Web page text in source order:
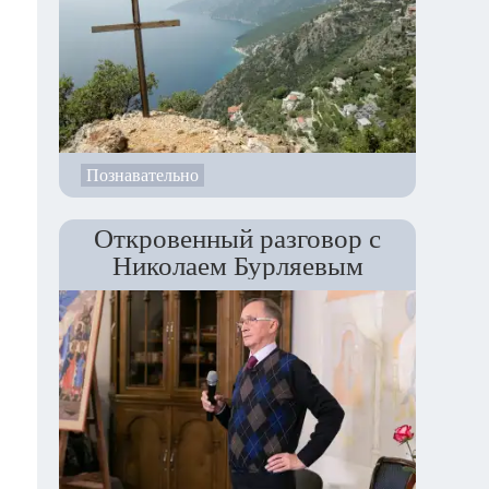
Познавательно
Откровенный разговор с
Николаем Бурляевым